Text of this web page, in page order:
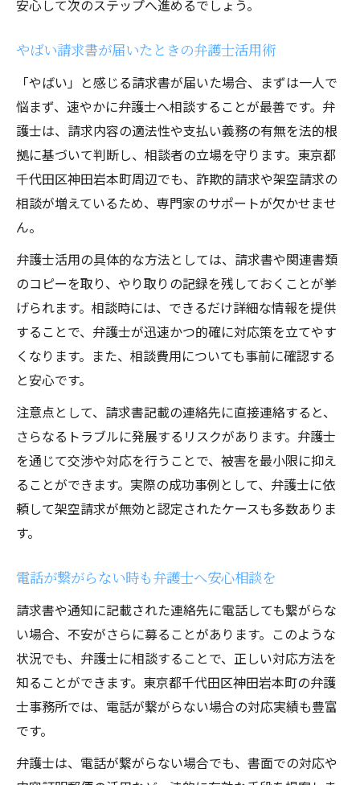
安心して次のステップへ進めるでしょう。
やばい請求書が届いたときの弁護士活用術
「やばい」と感じる請求書が届いた場合、まずは一人で
悩まず、速やかに弁護士へ相談することが最善です。弁
護士は、請求内容の適法性や支払い義務の有無を法的根
拠に基づいて判断し、相談者の立場を守ります。東京都
千代田区神田岩本町周辺でも、詐欺的請求や架空請求の
相談が増えているため、専門家のサポートが欠かせませ
ん。
弁護士活用の具体的な方法としては、請求書や関連書類
のコピーを取り、やり取りの記録を残しておくことが挙
げられます。相談時には、できるだけ詳細な情報を提供
することで、弁護士が迅速かつ的確に対応策を立てやす
くなります。また、相談費用についても事前に確認する
と安心です。
注意点として、請求書記載の連絡先に直接連絡すると、
さらなるトラブルに発展するリスクがあります。弁護士
を通じて交渉や対応を行うことで、被害を最小限に抑え
ることができます。実際の成功事例として、弁護士に依
頼して架空請求が無効と認定されたケースも多数ありま
す。
電話が繋がらない時も弁護士へ安心相談を
請求書や通知に記載された連絡先に電話しても繋がらな
い場合、不安がさらに募ることがあります。このような
状況でも、弁護士に相談することで、正しい対応方法を
知ることができます。東京都千代田区神田岩本町の弁護
士事務所では、電話が繋がらない場合の対応実績も豊富
です。
弁護士は、電話が繋がらない場合でも、書面での対応や